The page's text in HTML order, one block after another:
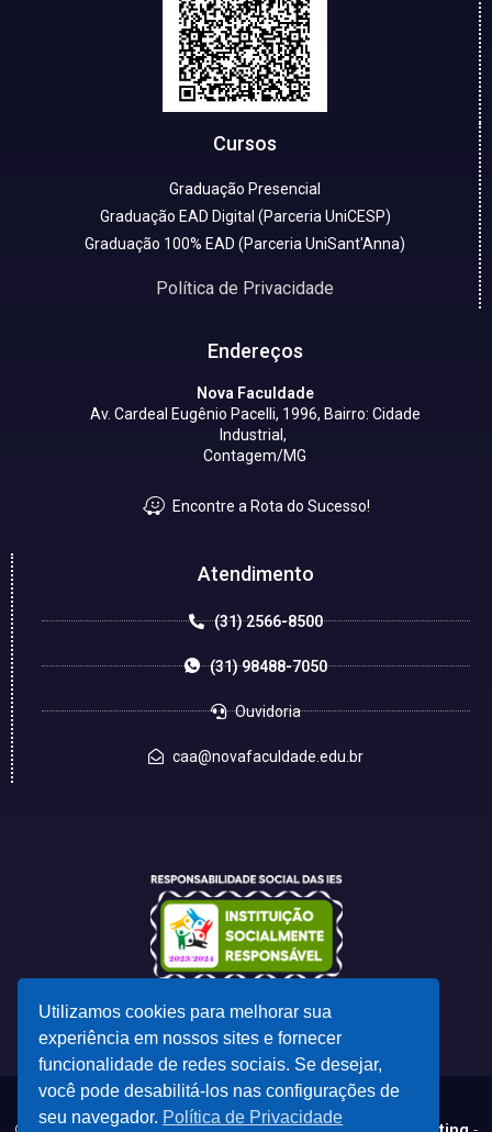
Cursos
Graduação Presencial
Graduação EAD Digital (Parceria UniCESP)
Graduação 100% EAD (Parceria UniSant'Anna)
Política de Privacidade
Endereços
Nova Faculdade
Av. Cardeal Eugênio Pacelli, 1996, Bairro: Cidade
Industrial,
Contagem/MG
Encontre a Rota do Sucesso!
Atendimento
(31) 2566-8500
(31) 98488-7050
Ouvidoria
caa@novafaculdade.edu.br
Utilizamos cookies para melhorar sua
experiência em nossos sites e fornecer
funcionalidade de redes sociais. Se desejar,
você pode desabilitá-los nas configurações de
seu navegador. Política de Privacidade